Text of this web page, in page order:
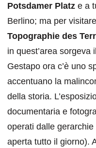
Potsdamer Platz e a
Berlino; ma per
Topographie des
in quest’area sorgeva
Gestapo ora c’è uno
accentuano la
della storia.
documentaria e
operati dalle
aperta tutto il giorno).